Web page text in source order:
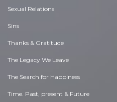
Sexual Relations
Sins
Thanks & Gratitude
The Legacy We Leave
The Search for Happiness
Time. Past, present & Future